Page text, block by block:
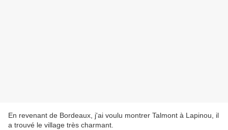
En revenant de Bordeaux, j'ai voulu montrer Talmont à Lapinou, il
a trouvé le village très charmant.